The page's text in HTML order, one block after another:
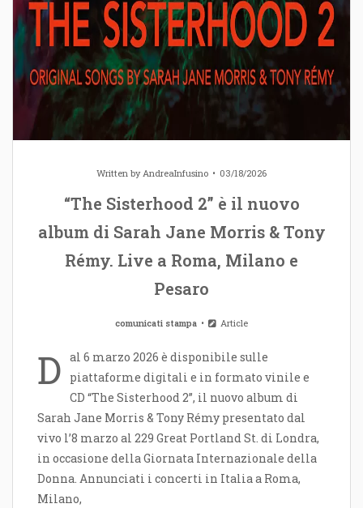
Written byAndreaInfusino 03/18/2026
“The Sisterhood 2” è il nuovo
album di Sarah Jane Morris & Tony
Rémy. Live a Roma, Milano e
Pesaro
comunicati stampa Article
D al 6 marzo 2026 è disponibile sulle
piattaforme digitali e in formato vinile e
CD “The Sisterhood 2”, il nuovo album di
Sarah Jane Morris & Tony Rémy presentato dal
vivo l’8 marzo al 229 Great Portland St. di Londra,
in occasione della Giornata Internazionale della
Donna. Annunciati i concerti in Italia a Roma,
Milano,